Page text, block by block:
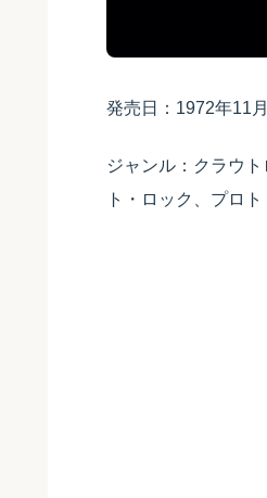
発売日：1972年11月
ジャンル：クラウ
ト・ロック、プロ